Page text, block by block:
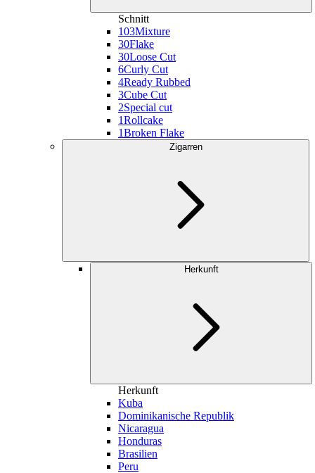
Schnitt
103Mixture
30Flake
30Loose Cut
6Curly Cut
4Ready Rubbed
3Cube Cut
2Special cut
1Rollcake
1Broken Flake
Zigarren
Herkunft
Herkunft
Kuba
Dominikanische Republik
Nicaragua
Honduras
Brasilien
Peru